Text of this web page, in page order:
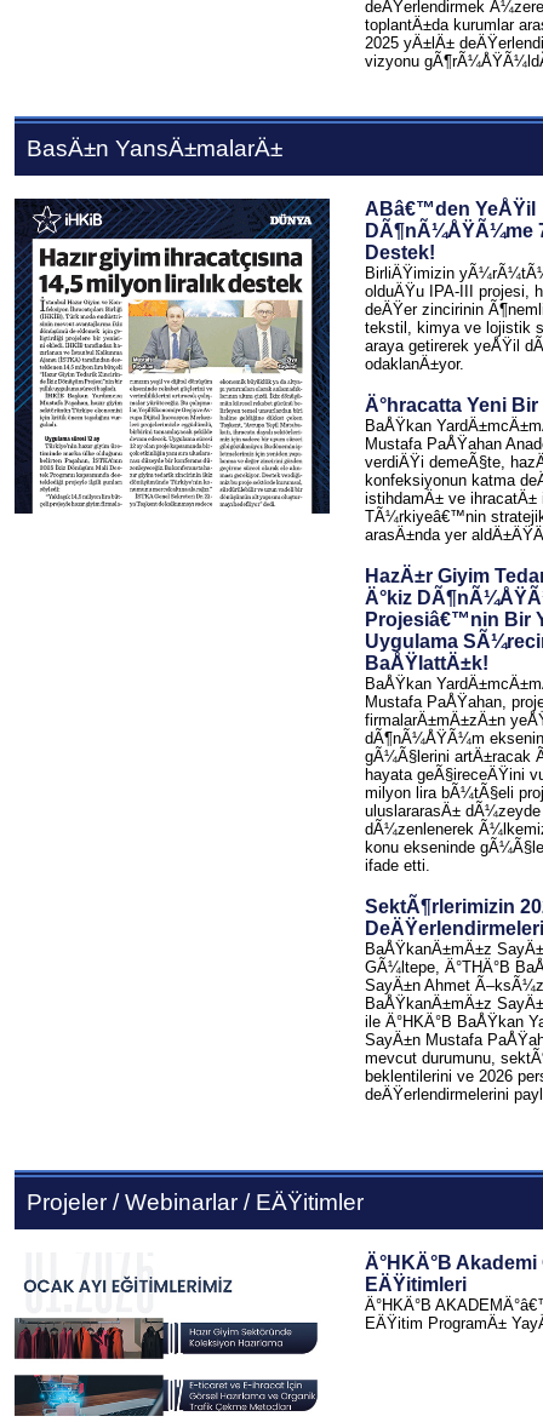
deÄŸerlendirmek
toplantÄ±da kurumlar
2025 yÄ±lÄ±
vizyonu
BasÄ±n YansÄ±malarÄ±
ABâ€™den YeÅŸil
DÃ¶nÃ¼ÅŸÃ¼me
Destek!
BirliÄŸimizin
olduÄŸu IPA-III projesi,
deÄŸer zincirinin
tekstil, kimya ve lojistik
araya getirerek yeÅŸil
odaklanÄ±yor.
Ä°hracatta Yeni Bir
BaÅŸkan
Mustafa PaÅŸahan
verdiÄŸi demeÃ§te,
konfeksiyonun katma
istihdamÄ± ve ihracatÄ±
TÃ¼rkiyeâ€™nin
arasÄ±nda yer
HazÄ±r Giyim
Ä°kiz
Projesiâ€™nin Bir
Uygulama
BaÅŸlattÄ±k!
BaÅŸkan
Mustafa PaÅŸahan,
firmalarÄ±mÄ±zÄ±n
dÃ¶nÃ¼ÅŸÃ¼m
gÃ¼Ã§lerini artÄ±racak
hayata geÃ§ireceÄŸini
milyon lira bÃ¼tÃ§eli
uluslararasÄ±
dÃ¼zenlenerek
konu ekseninde
ifade etti.
SektÃ¶rlerimizin
DeÄŸerlendirmeleri
BaÅŸkanÄ±mÄ±z
GÃ¼ltepe, Ä°THÄ°B
SayÄ±n Ahmet
BaÅŸkanÄ±mÄ±z
ile Ä°HKÄ°B BaÅŸkan
SayÄ±n Mustafa
mevcut durumunu,
beklentilerini ve 2026
deÄŸerlendirmelerini
Projeler / Webinarlar / EÄŸitimler
Ä°HKÄ°B Akademi
EÄŸitimleri
Ä°HKÄ°B
EÄŸitim ProgramÄ±